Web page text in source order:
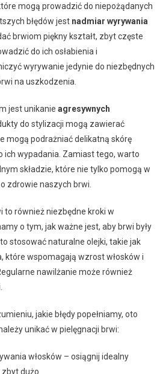
mogą prowadzić do niepożądanych
błędów jest nadmiar wyrywania
brwiom piękny kształt, zbyt częste
do ich osłabienia i
wyrywanie jedynie do niezbędnych
na uszkodzenia.
jest unikanie agresywnych
do stylizacji mogą zawierać
mogą podrażniać delikatną skórę
ich wypadania. Zamiast tego, warto
składzie, które nie tylko pomogą w
zdrowie naszych brwi.
to również niezbędne kroki w
o tym, jak ważne jest, aby brwi były
stosować naturalne olejki, takie jak
które wspomagają wzrost włosków i
nawilżanie może również
jakie błędy popełniamy, oto
unikać w pielęgnacji brwi:
włosków – osiągnij idealny
dużo.